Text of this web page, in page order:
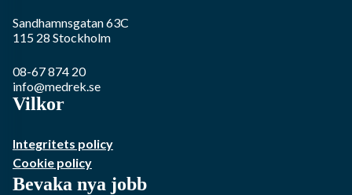
Sandhamnsgatan 63C
115 28 Stockholm
08-67 874 20
info@medrek.se
Vilkor
Integritets policy
Cookie policy
Bevaka nya jobb